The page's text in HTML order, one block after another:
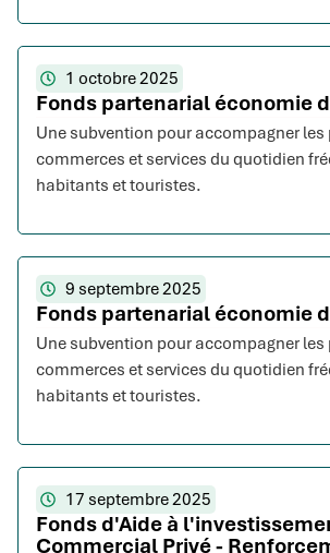
1 octobre 2025
Fonds partenarial économie
Une subvention pour accompagner les
commerces et services du quotidien
habitants et touristes.
9 septembre 2025
Fonds partenarial économie
Une subvention pour accompagner les
commerces et services du quotidien
habitants et touristes.
17 septembre 2025
Fonds d'Aide à
Commercial Privé -